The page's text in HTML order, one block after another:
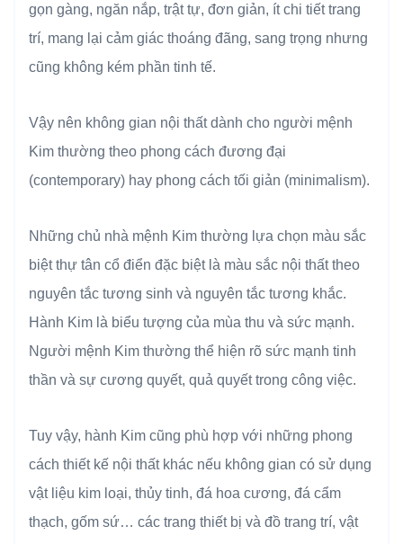
gọn gàng, ngăn nắp, trật tự, đơn giản, ít chi tiết trang
trí, mang lại cảm giác thoáng đãng, sang trọng nhưng
cũng không kém phần tinh tế.
Vậy nên không gian nội thất dành cho người mệnh
Kim thường theo phong cách đương đại
(contemporary) hay phong cách tối giản (minimalism).
Những chủ nhà mệnh Kim thường lựa chọn màu sắc
biệt thự tân cổ điển đặc biệt là màu sắc nội thất theo
nguyên tắc tương sinh và nguyên tắc tương khắc.
Hành Kim là biểu tượng của mùa thu và sức mạnh.
Người mệnh Kim thường thể hiện rõ sức mạnh tinh
thần và sự cương quyết, quả quyết trong công việc.
Tuy vậy, hành Kim cũng phù hợp với những phong
cách thiết kế nội thất khác nếu không gian có sử dụng
vật liệu kim loại, thủy tinh, đá hoa cương, đá cẩm
thạch, gốm sứ… các trang thiết bị và đồ trang trí, vật